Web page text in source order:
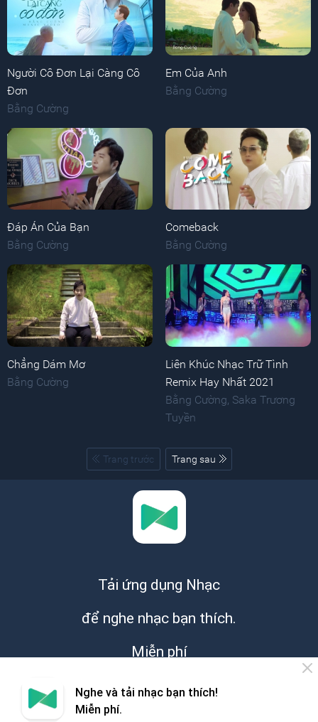
Người Cô Đơn Lại Càng Cô
Đơn
Bằng Cường
Em Của Anh
Bằng Cường
Đáp Án Của Bạn
Bằng Cường
Comeback
Bằng Cường
Chẳng Dám Mơ
Bằng Cường
Liên Khúc Nhạc Trữ Tình
Remix Hay Nhất 2021
Bằng Cường Saka Trương
Tuyền
Trang trước Trang sau
Tải ứng dụng Nhạc
để nghe nhạc bạn thích.
Miễn phí
Nghe và tải nhạc bạn thích!
Miễn phí.